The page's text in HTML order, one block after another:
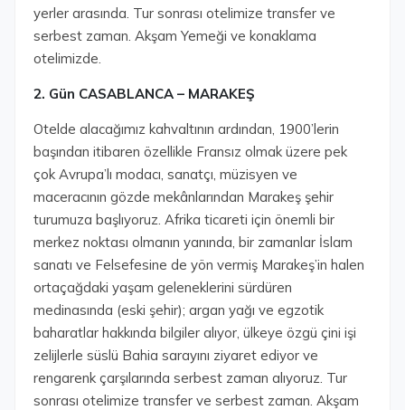
yerler arasında. Tur sonrası otelimize transfer ve
serbest zaman. Akşam Yemeği ve konaklama
otelimizde.
2. Gün CASABLANCA – MARAKEŞ
Otelde alacağımız kahvaltının ardından, 1900’lerin
başından itibaren özellikle Fransız olmak üzere pek
çok Avrupa’lı modacı, sanatçı, müzisyen ve
maceracının gözde mekânlarından Marakeş şehir
turumuza başlıyoruz. Afrika ticareti için önemli bir
merkez noktası olmanın yanında, bir zamanlar İslam
sanatı ve Felsefesine de yön vermiş Marakeş’in halen
ortaçağdaki yaşam geleneklerini sürdüren
medinasında (eski şehir); argan yağı ve egzotik
baharatlar hakkında bilgiler alıyor, ülkeye özgü çini işi
zelijlerle süslü Bahia sarayını ziyaret ediyor ve
rengarenk çarşılarında serbest zaman alıyoruz. Tur
sonrası otelimize transfer ve serbest zaman. Akşam